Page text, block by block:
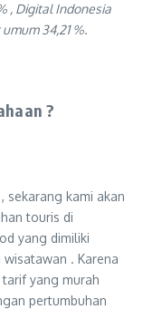
, Digital Indonesia
34,21 %.
?
sekarang kami akan
touris di
yang dimiliki
. Karena
yang murah
pertumbuhan